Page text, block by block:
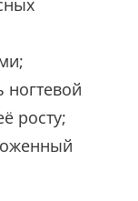
ногтевой
росту;